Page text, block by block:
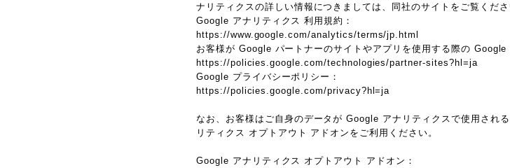
ナリティクスの詳しい情報につきましては、同社のサイトをご覧くださ
Google アナリティクス 利用規約：
https://www.google.com/analytics/terms/jp.html
お客様が Google パートナーのサイトやアプリを使用する際の Google
https://policies.google.com/technologies/partner-sites?hl=ja
Google プライバシーポリシー：
https://policies.google.com/privacy?hl=ja
なお、お客様はご自身のデータが Google アナリティクスで使用され
リティクス オプトアウト アドオンをご利用ください。
Google アナリティクス オプトアウト アドオン：